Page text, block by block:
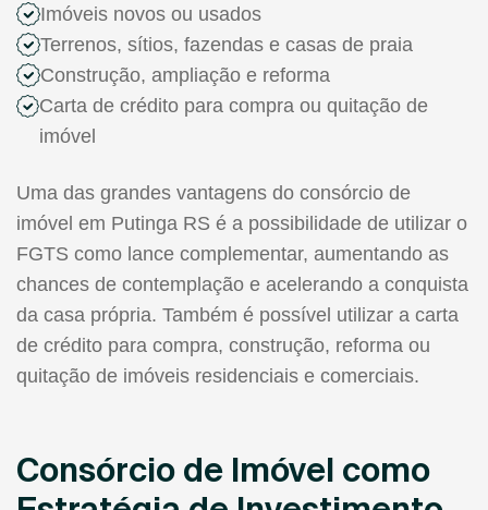
Imóveis novos ou usados
Terrenos, sítios, fazendas e casas de praia
Construção, ampliação e reforma
Carta de crédito para compra ou quitação de
imóvel
Uma das grandes vantagens do consórcio de
imóvel em Putinga RS é a possibilidade de utilizar o
FGTS como lance complementar, aumentando as
chances de contemplação e acelerando a conquista
da casa própria. Também é possível utilizar a carta
de crédito para compra, construção, reforma ou
quitação de imóveis residenciais e comerciais.
Consórcio de Imóvel como